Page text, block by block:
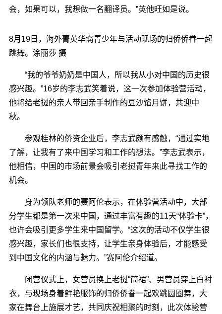
会，如果可以，我想做一名翻译员。”英他旺如是说。
8月19日，海外菁英华裔青少年与活动现场的归侨侨眷一起
跳舞。涂丽莎 摄
“我的爷爷奶奶是中国人，所以我从小对中国的历史很
感兴趣。”16岁的李志武笑着说，这一次参加体验营活动，
他将给老挝的亲人带回亲手制作的豆沙馅月饼，共迎中
秋。
参观桂林的侨资企业后，李志武颇有感触，“通过实地
了解，让我有了来中国学习和工作的想法。”李志武表示，
他相信，中国的市场前景会吸引老挝青年来此寻找工作的
机会。
身为领队老师的赛阿伦表示，在体验营活动中，大部
分学生都是第一次来中国，通过丰富有趣的11天“体验卡”，
也许会吸引更多学生来中国留学。“这次的活动不仅学生很
感兴趣，家长们也很支持，让学生亲身体验后，才能感受
到中国文化的内涵与魅力。”赛阿伦介绍道。
闭营仪式上，女营员换上老挝“筒裙”、男营员穿上白衬
衣，与现场身着鲜艳服饰的归侨侨眷一起欢跳圆圈舞，大
家在舞台上施展才艺，共同庆祝相聚的时刻，此次体验营